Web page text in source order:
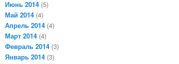
Июнь 2014 (5)
Май 2014 (4)
Апрель 2014 (4)
Март 2014 (4)
Февраль 2014 (3)
Январь 2014 (3)